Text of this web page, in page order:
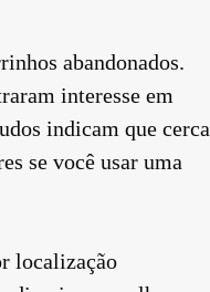
abandonados.
interesse em
indicam que cerca
se você usar uma
localização